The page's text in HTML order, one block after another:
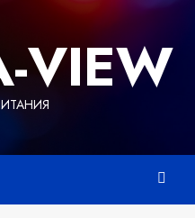
VIEW